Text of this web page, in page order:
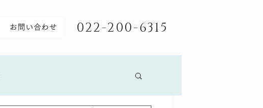
お問い合わせ 022-200-6315